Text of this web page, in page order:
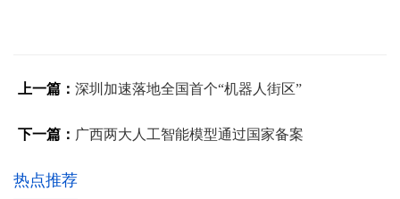
上一篇： 深圳加速落地全国首个“机器人街区”
下一篇： 广西两大人工智能模型通过国家备案
热点推荐